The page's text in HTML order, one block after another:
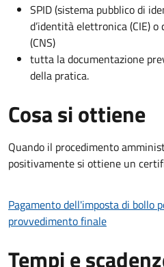
SPID (sistema pubblico di
d’identità elettronica (CIE)
(CNS)
tutta la documentazione
della pratica.
Cosa si ottiene
Quando il procedimento
positivamente si ottiene un
Pagamento dell'imposta di bollo
provvedimento finale
Tempi e